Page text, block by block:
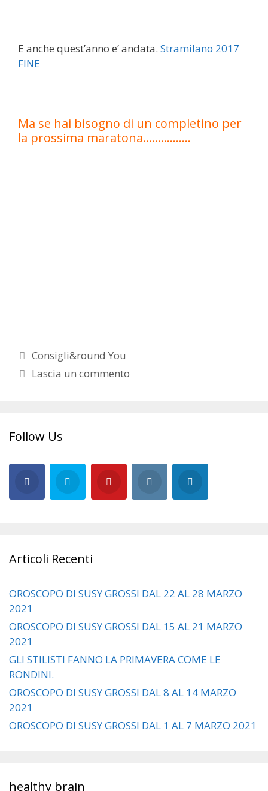
E anche quest’anno e’ andata. Stramilano 2017
FINE
Ma se hai bisogno di un completino per
la prossima maratona…………….
Categorie
Consigli&round You
Lascia un commento
Follow Us
Articoli Recenti
OROSCOPO DI SUSY GROSSI DAL 22 AL 28 MARZO
2021
OROSCOPO DI SUSY GROSSI DAL 15 AL 21 MARZO
2021
GLI STILISTI FANNO LA PRIMAVERA COME LE
RONDINI.
OROSCOPO DI SUSY GROSSI DAL 8 AL 14 MARZO
2021
OROSCOPO DI SUSY GROSSI DAL 1 AL 7 MARZO 2021
healthy brain